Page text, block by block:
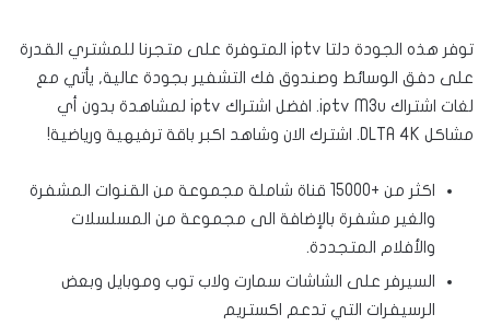
توفر هذه الجودة دلتا iptv المتوفرة على متجرنا للمشتري القدرة
على دفق الوسائط وصندوق فك التشفير بجودة عالية, يأتي مع
لغات اشتراك iptv M3u.
افضل اشتراك iptv لمشاهدة بدون أي
مشاكل DLTA 4K.
اشترك الان وشاهد اكبر باقة ترفيهية ورياضية!
اكثر من +15000 قناة شاملة مجموعة من القنوات المشفرة
والغير مشفرة بالإضافة الى مجموعة من المسلسلات
والأفلام المتجددة.
السيرفر على الشاشات سمارت ولاب توب وموبايل وبعض
الرسيفرات التي تدعم اكستريم